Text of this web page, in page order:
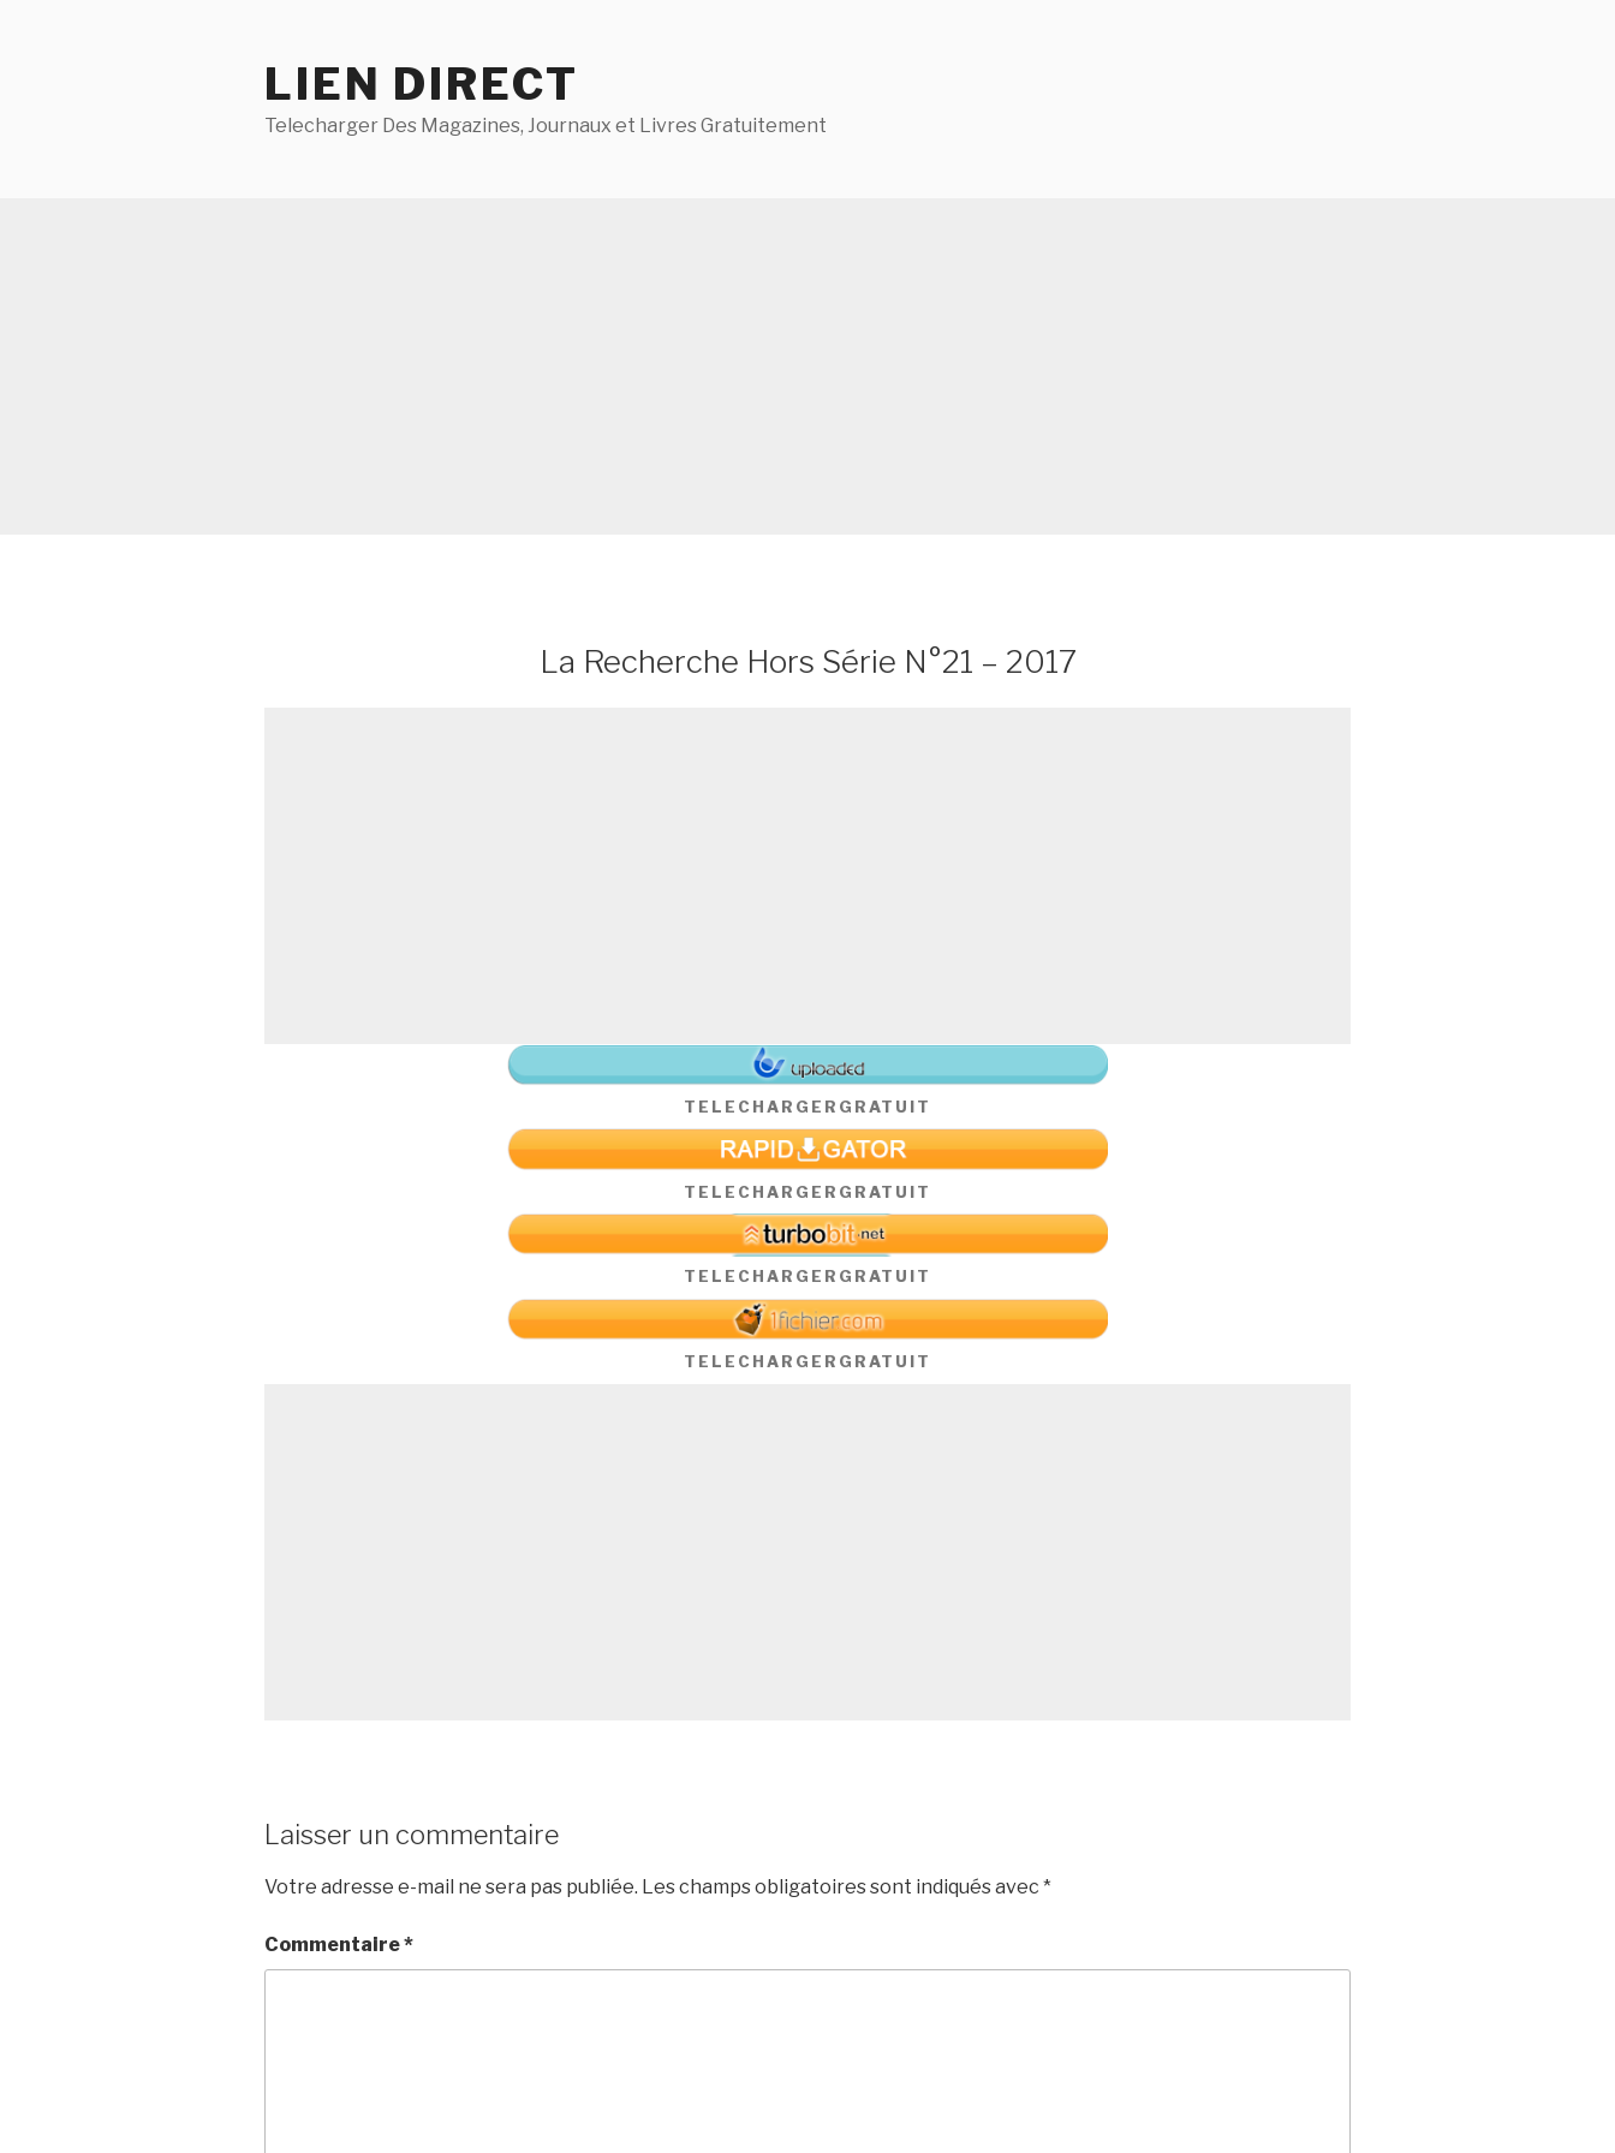
LIEN DIRECT
Telecharger Des Magazines, Journaux et Livres Gratuitement
La Recherche Hors Série N°21 – 2017
TELECHARGER GRATUIT
TELECHARGER GRATUIT
TELECHARGER GRATUIT
TELECHARGER GRATUIT
Laisser un commentaire
Votre adresse e-mail ne sera pas publiée. Les champs obligatoires sont indiqués avec *
Commentaire*